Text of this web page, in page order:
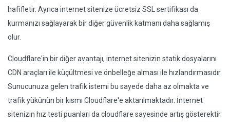
hafifletir. Ayrıca internet sitenize ücretsiz SSL sertifikası da
kurmanızı sağlayarak bir diğer güvenlik katmanı daha sağlamış
olur.
Cloudflare'in bir diğer avantajı, internet sitenizin statik dosyalarını
CDN araçları ile küçültmesi ve önbelleğe alması ile hızlandırmasıdır.
Sunucunuza gelen trafik istemi bu sayede daha az olmakta ve
trafik yükünün bir kısmı Cloudflare'e aktarılmaktadır. İnternet
sitenizin hız testi puanları da cloudflare sayesinde artış gösterektir.